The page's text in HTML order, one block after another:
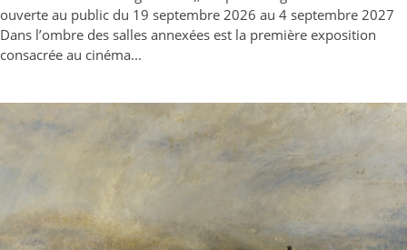
ouverte au public du 19 septembre 2026 au 4 septembre 2027
Dans l’ombre des salles annexées est la première exposition
consacrée au cinéma...